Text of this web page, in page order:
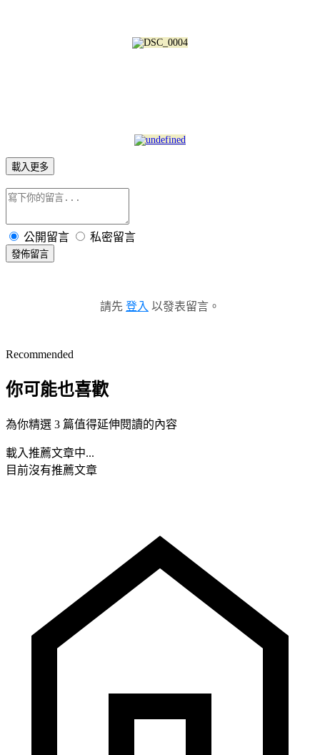
載入更多
公開留言 私密留言
發佈留言
請先 登入 以發表留言。
Recommended
你可能也喜歡
為你精選 3 篇值得延伸閱讀的內容
載入推薦文章中...
目前沒有推薦文章